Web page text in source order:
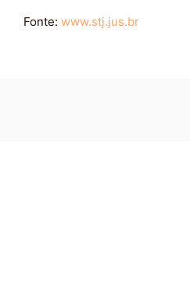
Fonte: www.stj.jus.br